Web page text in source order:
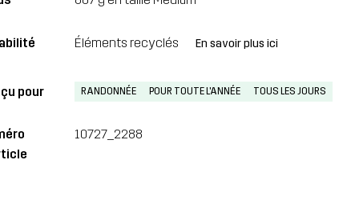
Éléments recyclés En savoir plus ici
pour RANDONNÉE POUR TOUTE L'ANNÉE TOUS LES JOURS
10727_2288